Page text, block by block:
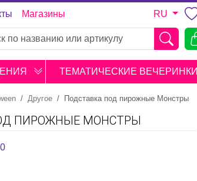
Магазины RU
ТЕМАТИЧЕСКИЕ ВЕЧЕРИНКИ
Другое Подставка под пирожные Монстры
ПИРОЖНЫЕ МОНСТРЫ